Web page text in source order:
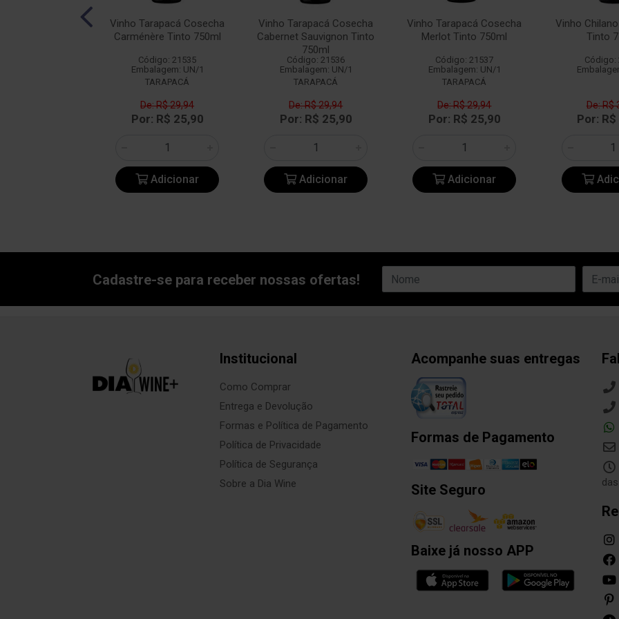
Vinho Tarapacá Cosecha
Carménère Tinto 750ml
Código: 21535
Embalagem: UN/1
TARAPACÁ
De: R$ 29,94
Por: R$ 25,90
Adicionar
Vinho Tarapacá Cosecha
Cabernet Sauvignon Tinto
750ml
Código: 21536
Embalagem: UN/1
TARAPACÁ
De: R$ 29,94
Por: R$ 25,90
Adicionar
Vinho Tarapacá Cosecha
Merlot Tinto 750ml
Código: 21537
Embalagem: UN/1
TARAPACÁ
De: R$ 29,94
Por: R$ 25,90
Adicionar
Vinho
Tinto
Código:
De: R$
Por:
Cadastre-se para receber nossas ofertas!
Institucional
Como Comprar
Entrega e Devolução
Formas e Política de Pagamento
Política de Privacidade
Política de Segurança
Sobre a Dia Wine
Acompanhe suas entregas
Formas de Pagamento
Site Seguro
Baixe já nosso APP